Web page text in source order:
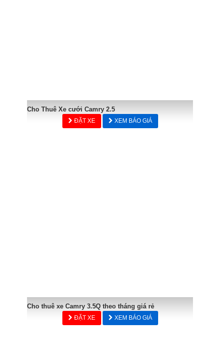
Cho Thuê Xe cưới Camry 2.5
ĐẶT XE XEM BÁO GIÁ
Cho thuê xe Camry 3.5Q theo tháng giá rẻ
ĐẶT XE XEM BÁO GIÁ